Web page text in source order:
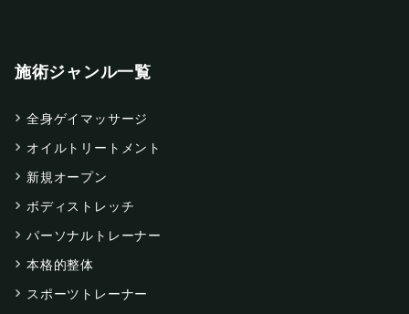
施術ジャンル一覧
全身ゲイマッサージ
オイルトリートメント
新規オープン
ボディストレッチ
パーソナルトレーナー
本格的整体
スポーツトレーナー